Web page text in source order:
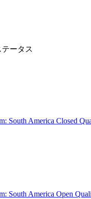
テータス
South America Closed
South America Open